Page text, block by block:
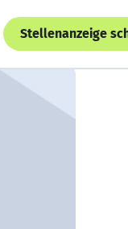
Stellenanzeige